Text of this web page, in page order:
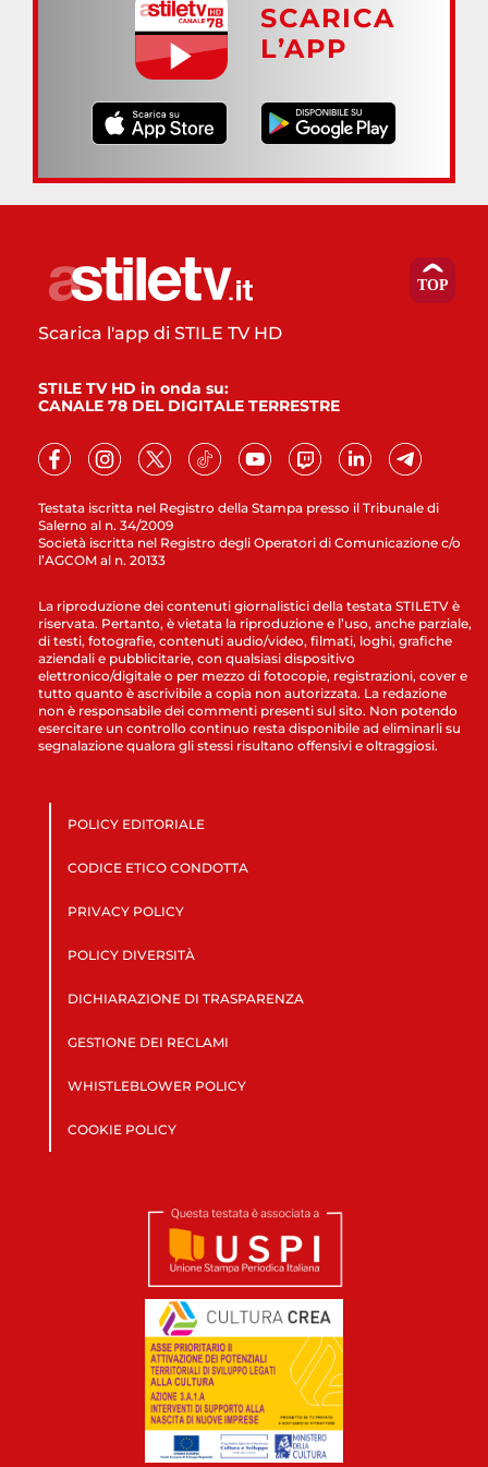
SCARICA
L’APP
Testata iscritta nel Registro della Stampa presso il Tribunale di
Salerno al n. 34/2009
Società iscritta nel Registro degli Operatori di Comunicazione c/o
l’AGCOM al n. 20133
Scarica l'app di STILE TV HD
STILE TV HD in onda su:
CANALE 78 DEL DIGITALE TERRESTRE
La riproduzione dei contenuti giornalistici della testata STILETV è
riservata. Pertanto, è vietata la riproduzione e l’uso, anche parziale,
di testi, fotografie, contenuti audio/video, filmati, loghi, grafiche
aziendali e pubblicitarie, con qualsiasi dispositivo
elettronico/digitale o per mezzo di fotocopie, registrazioni, cover e
tutto quanto è ascrivibile a copia non autorizzata. La redazione
non è responsabile dei commenti presenti sul sito. Non potendo
esercitare un controllo continuo resta disponibile ad eliminarli su
segnalazione qualora gli stessi risultano offensivi e oltraggiosi.
POLICY EDITORIALE
CODICE ETICO CONDOTTA
PRIVACY POLICY
POLICY DIVERSITÀ
DICHIARAZIONE DI TRASPARENZA
GESTIONE DEI RECLAMI
WHISTLEBLOWER POLICY
COOKIE POLICY